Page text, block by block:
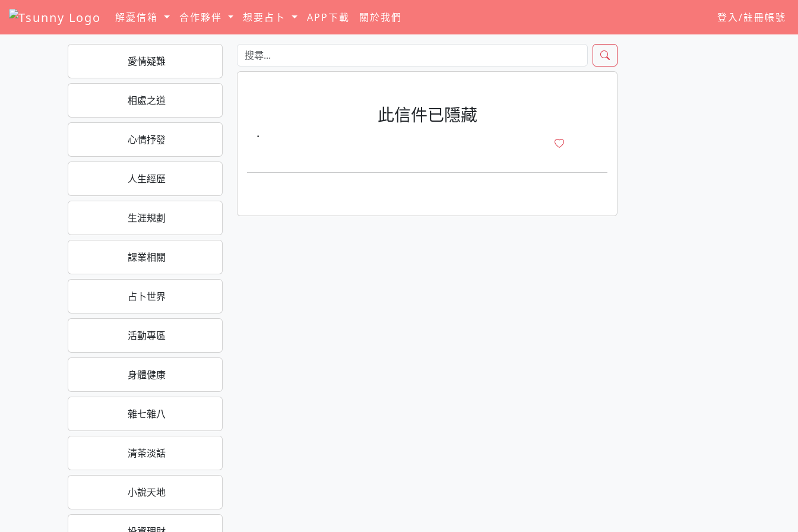
解憂信箱 合作夥伴 想要占卜 APP下載 關於我們 登入/註冊帳號
愛情疑難
相處之道
心情抒發
人生經歷
生涯規劃
課業相關
占卜世界
活動專區
身體健康
雜七雜八
清茶淡話
小說天地
此信件已隱藏
·